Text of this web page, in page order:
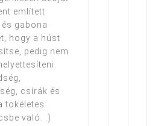
említett
gabona
hogy a húst
pedig nem
csírák és
tökéletes
való. :)